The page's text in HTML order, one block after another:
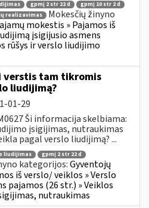
gpmį 2 str 22 d
gpmį 10 str 2 d
realizavimas
Mokesčių žinyno
mokestis » Pajamos iš
įsigijusio asmens
rūšys ir verslo liudijimo
verstis tam tikromis
liudijimą?
01-29
Ši informacija skelbiama:
įsigijimas, nutraukimas
pagal verslo liudijimą? ...
liudijimas
gpmį 2 str 22 d
kategorijos:Gyventojų
iš verslo/ veiklos » Verslo
pajamos (26 str.) » Veiklos
nutraukimas